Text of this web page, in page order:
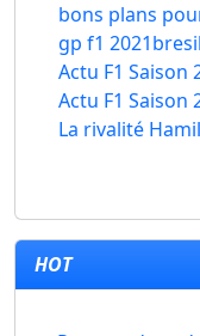
bons plans
gp f1 2021bresil
Actu F1 Saison
Actu F1 Saison
La rivalité
HOT